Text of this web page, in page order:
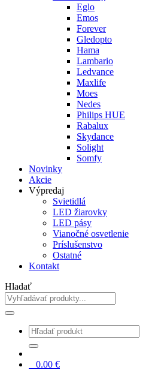
Eglo
Emos
Forever
Gledopto
Hama
Lambario
Ledvance
Maxlife
Moes
Nedes
Philips HUE
Rabalux
Skydance
Solight
Somfy
Novinky
Akcie
Výpredaj
Svietidlá
LED žiarovky
LED pásy
Vianočné osvetlenie
Príslušenstvo
Ostatné
Kontakt
Hladať
0.00 €